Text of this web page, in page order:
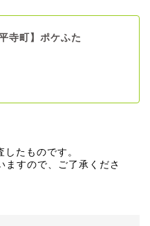
平寺町】ポケふた
たものです。
ますので、ご了承くださ